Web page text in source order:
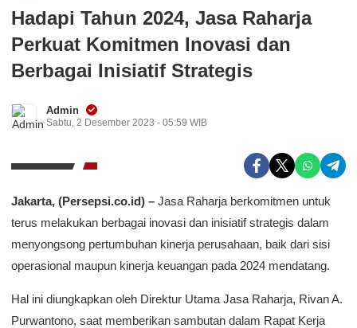
Hadapi Tahun 2024, Jasa Raharja
Perkuat Komitmen Inovasi dan
Berbagai Inisiatif Strategis
Admin
Sabtu, 2 Desember 2023 - 05:59 WIB
Jakarta, (Persepsi.co.id) – Jasa Raharja berkomitmen untuk
terus melakukan berbagai inovasi dan inisiatif strategis dalam
menyongsong pertumbuhan kinerja perusahaan, baik dari sisi
operasional maupun kinerja keuangan pada 2024 mendatang.
Hal ini diungkapkan oleh Direktur Utama Jasa Raharja, Rivan A.
Purwantono, saat memberikan sambutan dalam Rapat Kerja